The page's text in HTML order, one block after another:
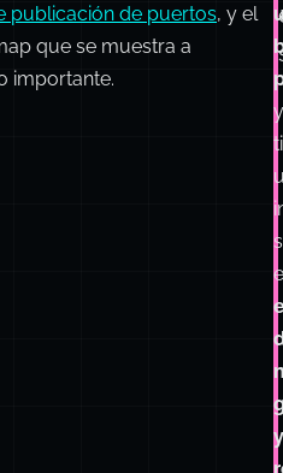
publicación de puertos, y el
que se muestra a
importante.
y
y